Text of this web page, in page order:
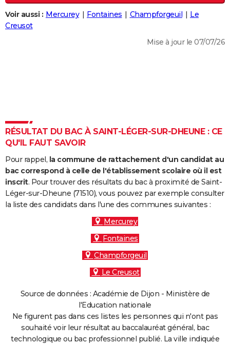
Destinations
City break
Voyage nature
Voyage de noces
Forum
Climat
+
PHOTO
COPAINS D'AVANT
S'inscrire
Se connecter
Lycées
Collèges
Primaires
Universités
Entreprises
Service militaire
Avis de recherche
AVIS DE DÉCÈS
FORUM
Bricolage
Lifestyle
Culture
Sport
Auto
Television
Voyage
Cinema
Voir aussi : Mercurey Fontaines Champforgeuil
Le
Creusot
Mise à jour le 07/07/26
RÉSULTAT DU BAC À SAINT-LÉGER-SUR-DHEUNE : CE
QU'IL FAUT SAVOIR
Pour rappel, la commune de rattachement d'un candidat au
bac correspond à celle de l'établissement scolaire où il est
inscrit. Pour trouver des résultats du bac à proximité de Saint-
Léger-sur-Dheune (71510), vous pouvez par exemple consulter
la liste des candidats dans l'une des communes suivantes :
Mercurey
Fontaines
Champforgeuil
Le Creusot
Source de données : Académie de Dijon - Ministère de
l'Education nationale
Ne figurent pas dans ces listes les personnes qui n'ont pas
souhaité voir leur résultat au baccalauréat général, bac
technologique ou bac professionnel publié. La ville indiquée